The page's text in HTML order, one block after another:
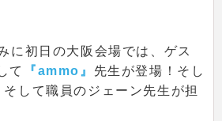
に初日の大阪会場では、ゲス
て
『ammo』 先生が登場！そし
して職員のジェーン先生が担